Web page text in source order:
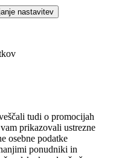
nastavitev
tudi o promocijah
prikazovali ustrezne
osebne podatke
ponudniki in